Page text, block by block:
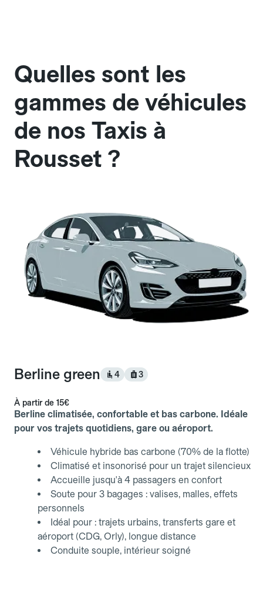
Quelles sont les
gammes de véhicules
de nos Taxis à
Rousset ?
Berline green 4 3
À partir de 15€
Berline climatisée, confortable et bas carbone. Idéale
pour vos trajets quotidiens, gare ou aéroport.
Véhicule hybride bas carbone (70% de la flotte)
Climatisé et insonorisé pour un trajet silencieux
Accueille jusqu'à 4 passagers en confort
Soute pour 3 bagages : valises, malles, effets
personnels
Idéal pour : trajets urbains, transferts gare et
aéroport (CDG, Orly), longue distance
Conduite souple, intérieur soigné